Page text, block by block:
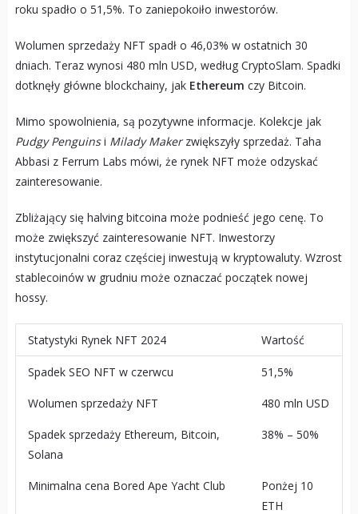
roku spadło o 51,5%. To zaniepokoiło inwestorów.
Wolumen sprzedaży NFT spadł o 46,03% w ostatnich 30
dniach. Teraz wynosi 480 mln USD, według CryptoSlam. Spadki
dotknęły główne blockchainy, jak Ethereum czy Bitcoin.
Mimo spowolnienia, są pozytywne informacje. Kolekcje jak
Pudgy Penguinsi Milady Makerzwiększyły sprzedaż. Taha
Abbasi z Ferrum Labs mówi, że rynek NFT może odzyskać
zainteresowanie.
Zbliżający się halving bitcoina może podnieść jego cenę. To
może zwiększyć zainteresowanie NFT. Inwestorzy
instytucjonalni coraz częściej inwestują w kryptowaluty. Wzrost
stablecoinów w grudniu może oznaczać początek nowej
hossy.
Statystyki Rynek NFT 2024 Wartość
Spadek SEO NFT w czerwcu 51,5%
Wolumen sprzedaży NFT 480 mln USD
Spadek sprzedaży Ethereum, Bitcoin,
Solana
38% – 50%
Minimalna cena Bored Ape Yacht Club
Ponżej 10
ETH